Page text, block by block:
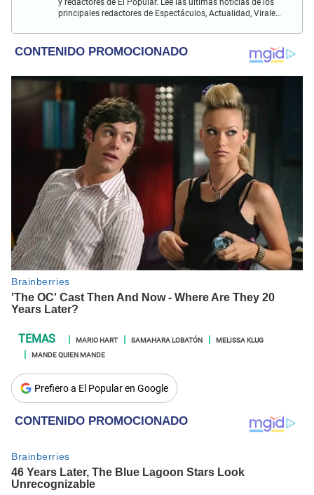
y redactores de El Popular. Lee las últimas noticias de los
principales redactores de Espectáculos, Actualidad, Virales,
MARIO HART SAMAHARA LOBATÓN
MELISSA KLUG
MANDE QUIEN MANDE
Prefiero a El Popular en Google